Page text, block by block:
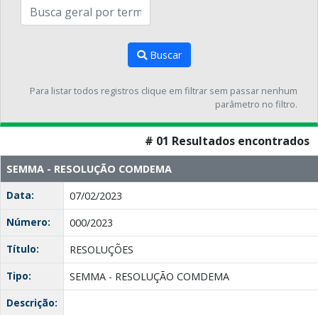
Buscar
Para listar todos registros clique em filtrar sem passar nenhum
parâmetro no filtro.
# 01 Resultados encontrados
SEMMA - RESOLUÇÃO COMDEMA
Data:
07/02/2023
Número:
000/2023
Título:
RESOLUÇÕES
Tipo:
SEMMA - RESOLUÇÃO COMDEMA
Descrição: